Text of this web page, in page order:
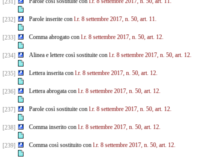
[231]
[232] Parole inserite con l.r. 8 settembre 2017, n. 50, art. 11.
[233] Comma abrogato con l.r. 8 settembre 2017, n. 50, art. 12.
[234] Alinea e lettere così sostituite con l.r. 8 settembre 2017, n. 50, art. 12.
[235] Lettera inserita con l.r. 8 settembre 2017, n. 50, art. 12.
[236] Lettera abrogata con l.r. 8 settembre 2017, n. 50, art. 12.
[237] Parole così sostituite con l.r. 8 settembre 2017, n. 50, art. 12.
[238] Comma inserito con l.r. 8 settembre 2017, n. 50, art. 12.
[239] Comma così sostituito con l.r. 8 settembre 2017, n. 50, art. 12.